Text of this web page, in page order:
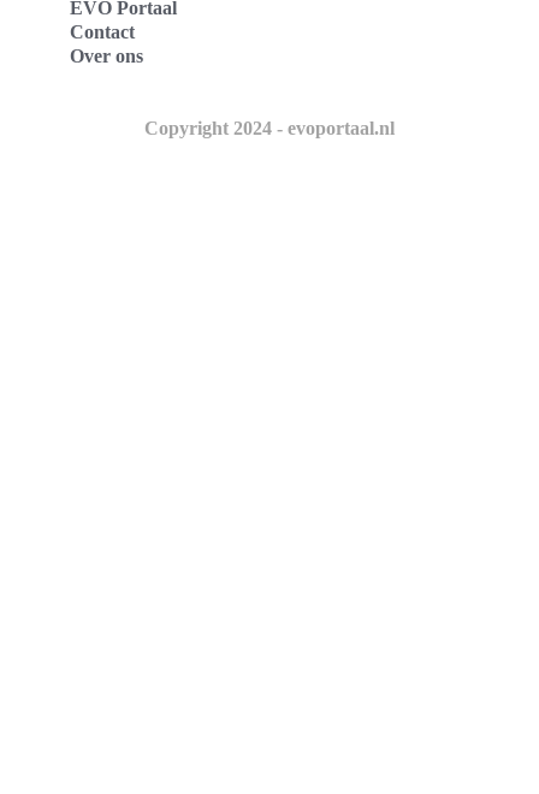
EVO Portaal
Contact
Over ons
Copyright 2024 - evoportaal.nl